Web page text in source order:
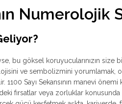
Numerolojik
bu göksel koruyucularınızın
ve sembolizmini yorumlamak,
1100 Sayı Sekansının manevi önemi
fırsatlar veya zorluklar